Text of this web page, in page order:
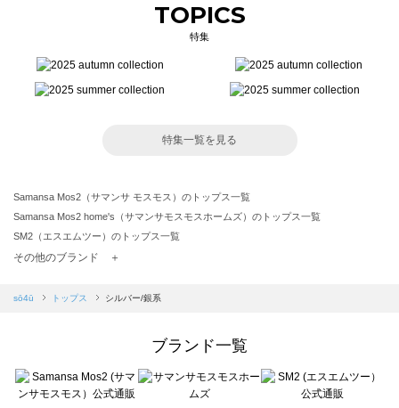
TOPICS
特集
特集一覧を見る
Samansa Mos2（サマンサ モスモス）のトップス一覧
Samansa Mos2 home's（サマンサモスモスホームズ）のトップス一覧
SM2（エスエムツー）のトップス一覧
TSUHARU by Samansa Mos2（ツハルバイサマンサモスモス）のトップス一覧
Samansa Mos2 blue（サマンサモスモス ブルー）のトップス一覧
sō4ū（ソウフォーユー）のトップス一覧
Te chichi（テチチ）のトップス一覧
Te chichi CLASSIC（テチチ クラシック）のトップス一覧
その他のブランド ＋
sō4ū トップス シルバー/銀系
ブランド一覧